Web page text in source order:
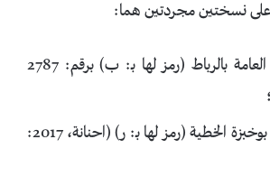
على نسختين مجردتين هما:
نسخة الخزانة العامة بالرباط (رمز لها بـ: ب) برقم: 2787
نسخة الشيخ بوخبزة الخطية (رمز لها بـ: ر) (احنانة، 2017: